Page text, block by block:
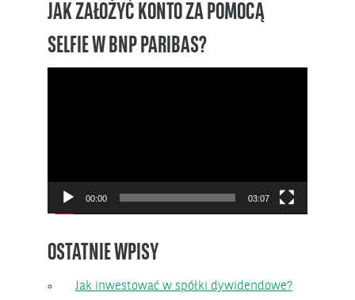
JAK ZAŁOŻYĆ KONTO ZA POMOCĄ
SELFIE W BNP PARIBAS?
00:00 03:07
OSTATNIE WPISY
Jak inwestować w spółki dywidendowe?